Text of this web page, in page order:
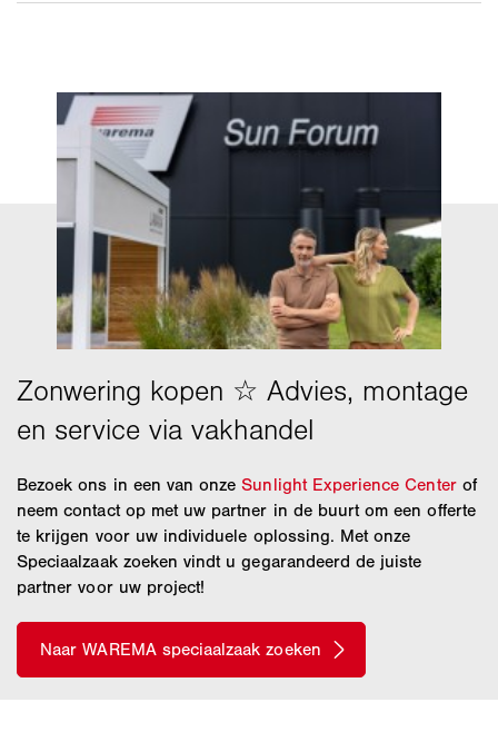
inbouwsituatie.
uitdrukkelijk vastgelegd in de
garantiebepalingen.
Bezoek ons in een van onzeSunlight Experience Centerof
neem contact op met uw partner in de buurt om een offerte
te krijgen voor uw individuele oplossing. Met onze
Speciaalzaak zoeken vindt u gegarandeerd de juiste
partner voor uw project!